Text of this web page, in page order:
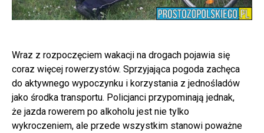
Wraz z rozpoczęciem wakacji na drogach pojawia się
coraz więcej rowerzystów. Sprzyjająca pogoda zachęca
do aktywnego wypoczynku i korzystania z jednośladów
jako środka transportu. Policjanci przypominają jednak,
że jazda rowerem po alkoholu jest nie tylko
wykroczeniem, ale przede wszystkim stanowi poważne